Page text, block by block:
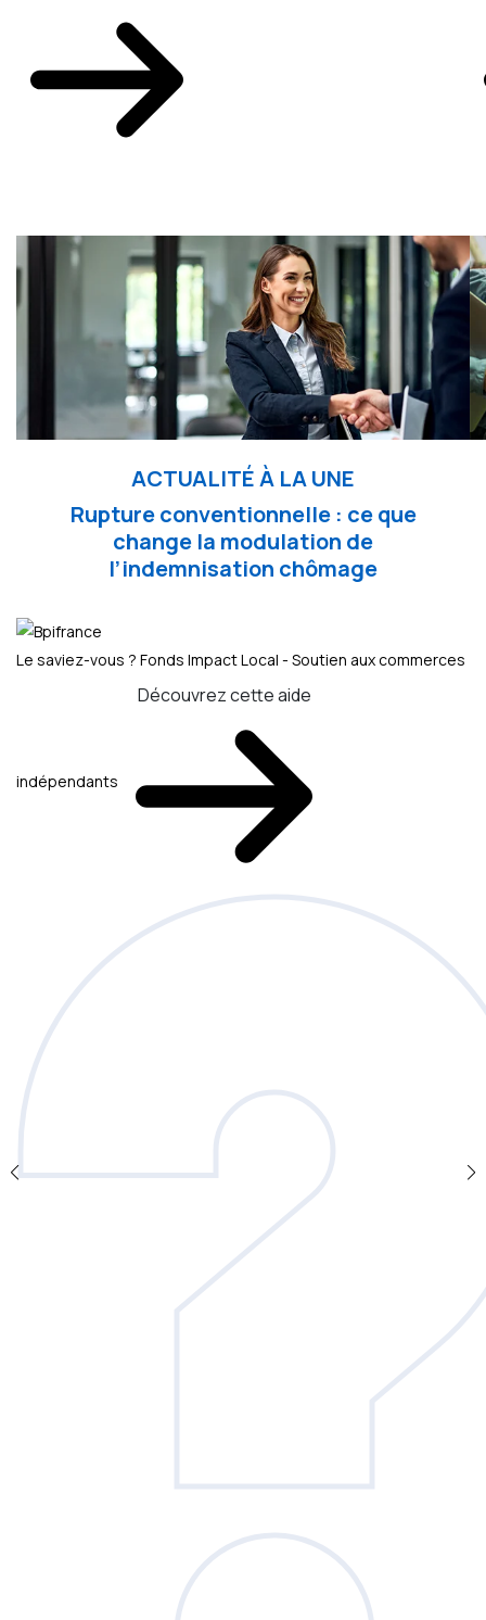
ACTUALITÉ À LA UNE
Rupture conventionnelle : ce que
change la modulation de
l’indemnisation chômage
Le saviez-vous ? Fonds Impact Local - Soutien aux commerces
indépendants
Découvrez cette aide